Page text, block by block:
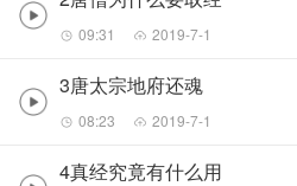
09:31 2019-7-1
3唐太宗地府还魂
08:23 2019-7-1
4真经究竟有什么用